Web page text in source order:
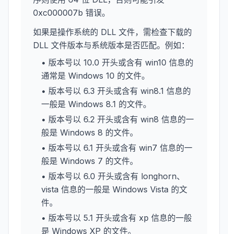
0xc000007b 错误。
如果是操作系统的 DLL 文件，需检查下载的
DLL 文件版本与系统版本是否匹配。例如：
• 版本号以 10.0 开头或含有 win10 信息的
通常是 Windows 10 的文件。
• 版本号以 6.3 开头或含有 win8.1 信息的
一般是 Windows 8.1 的文件。
• 版本号以 6.2 开头或含有 win8 信息的一
般是 Windows 8 的文件。
• 版本号以 6.1 开头或含有 win7 信息的一
般是 Windows 7 的文件。
• 版本号以 6.0 开头或含有 longhorn、
vista 信息的一般是 Windows Vista 的文
件。
• 版本号以 5.1 开头或含有 xp 信息的一般
是 Windows XP 的文件。